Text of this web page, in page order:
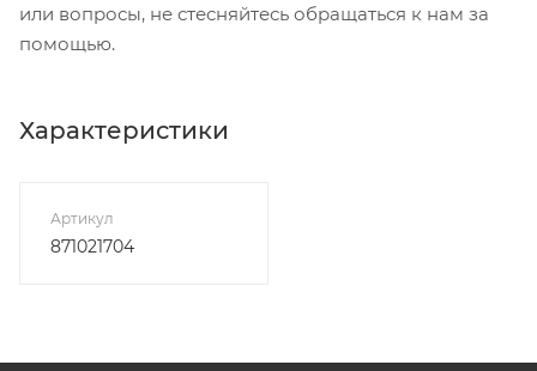
или вопросы, не стесняйтесь обращаться к нам за
помощью.
Характеристики
Артикул
871021704